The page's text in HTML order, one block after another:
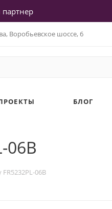
Воробьевское шоссе, 6
БЛОГ
06B
06B